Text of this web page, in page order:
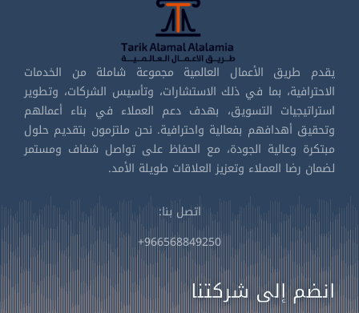
يقدم طريق الأعمال العالمية مجموعة شاملة من الخدمات
الاحترافية، بما في ذلك الاستشارات، وتأسيس الشركات، وتطوير
استراتيجيات التسويق، بهدف دعم العملاء في بناء أعمالهم
وتحقيق أهدافهم بفعالية واحترافية. نحن ملتزمون بتقديم حلول
مبتكرة وعالية الجودة، مع الحفاظ على تواصل شفاف ومستمر
لضمان رضا العملاء وتعزيز العلاقات طويلة الأمد.
اتصل بنا:
966568849250+
انضم إلى شركتنا